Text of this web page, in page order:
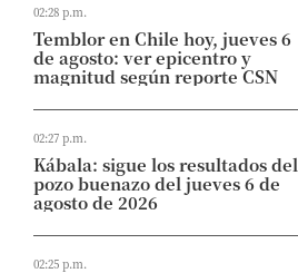
02:28 p.m.
Temblor en Chile hoy, jueves 6
de agosto: ver epicentro y
magnitud según reporte CSN
02:27 p.m.
Kábala: sigue los resultados del
pozo buenazo del jueves 6 de
agosto de 2026
02:25 p.m.